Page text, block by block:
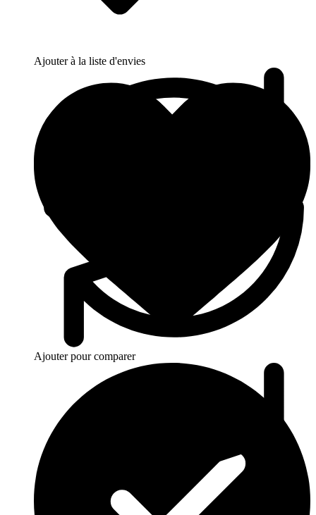
Ajouter à la liste d'envies
Ajouter pour comparer